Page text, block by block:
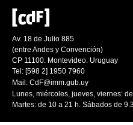
Av. 18 de Julio 885
(entre Andes y Convención)
CP 11100. Montevideo. Uruguay
Tel: [598 2] 1950 7960
Mail: CdF@imm.gub.uy
Lunes, miércoles, jueves, viernes:
Martes: de 10 a 21 h. Sábados de